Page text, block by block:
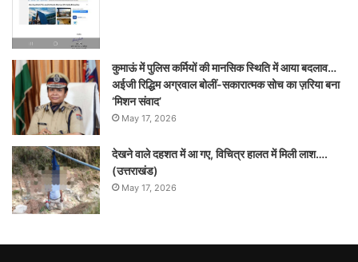
कुमाऊं में पुलिस कर्मियों की मानसिक स्थिति में आया बदलाव…
अईजी रिद्धिम अग्रवाल बोलीं-सकारात्मक सोच का ज़रिया बना
‘मिशन संवाद’
May 17, 2026
देखने वाले दहशत में आ गए, विचित्र हालत में मिली लाश….
(उत्तराखंड)
May 17, 2026